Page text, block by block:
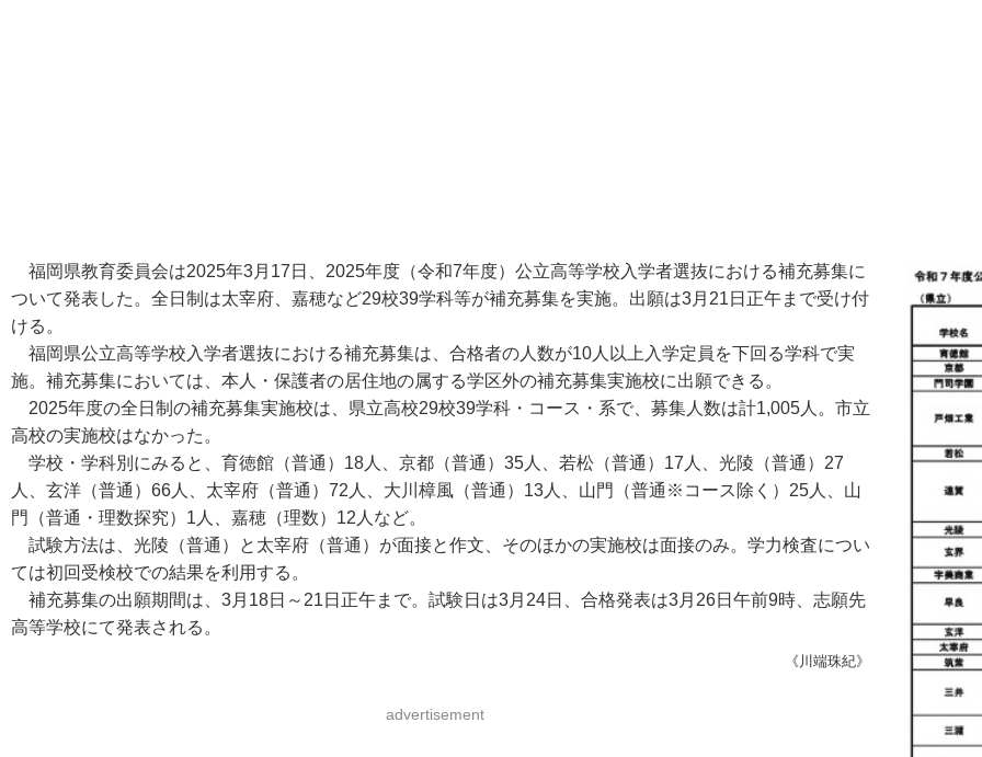
福岡県教育委員会は2025年3月17日、2025年度（令和7年度）公立高等学校入学者選抜における補充募集に
ついて発表した。全日制は太宰府、嘉穂など29校39学科等が補充募集を実施。出願は3月21日正午まで受け付
ける。
福岡県公立高等学校入学者選抜における補充募集は、合格者の人数が10人以上入学定員を下回る学科で実
施。補充募集においては、本人・保護者の居住地の属する学区外の補充募集実施校に出願できる。
2025年度の全日制の補充募集実施校は、県立高校29校39学科・コース・系で、募集人数は計1,005人。市立
高校の実施校はなかった。
学校・学科別にみると、育徳館（普通）18人、京都（普通）35人、若松（普通）17人、光陵（普通）27
人、玄洋（普通）66人、太宰府（普通）72人、大川樟風（普通）13人、山門（普通※コース除く）25人、山
門（普通・理数探究）1人、嘉穂（理数）12人など。
試験方法は、光陵（普通）と太宰府（普通）が面接と作文、そのほかの実施校は面接のみ。学力検査につい
ては初回受検校での結果を利用する。
補充募集の出願期間は、3月18日～21日正午まで。試験日は3月24日、合格発表は3月26日午前9時、志願先
高等学校にて発表される。
《川端珠紀》
advertisement